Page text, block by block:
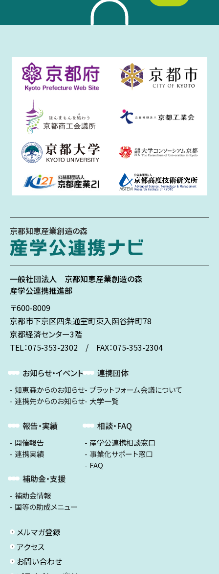
京都知恵産業創造の森
一般社団法人 京都知恵産業創造の森
産学公連携推進部
〒600-8009
京都市下京区四条通室町東入函谷鉾町78
京都経済センター3階
TEL：075-353-2302 / FAX：075-353-2304
お知らせ・イベント
知恵森からのお知らせ
連携先からのお知らせ
報告・実績
開催報告
連携実績
補助金・支援
補助金情報
国等の助成メニュー
連携団体
プラットフォーム会議について
大学一覧
相談・FAQ
産学公連携相談窓口
事業化サポート窓口
FAQ
メルマガ登録
アクセス
お問い合わせ